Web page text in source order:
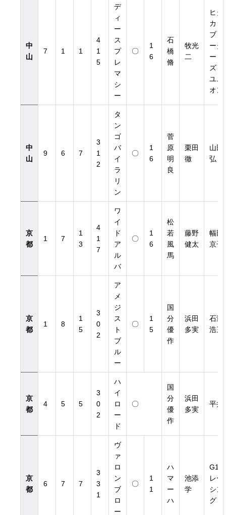
中
山
7 1 1
4
1
5
デ
ィ
ー
ス
プ
レ
マ
シ
ー
〇
1
6
石
橋
脩
牧光
二
ヒダ
カ・
ブリ
ーダ
ー
ズ・
ユニ
オン
中
山
9 6 7
3
1
2
タ
ン
ゴ
バ
イ
ラ
リ
ン
〇
1
6
菅
原
明
良
栗田
徹
山田
弘
京
都
1 7
1
3
4
1
7
ワ
イ
ド
ア
ル
バ
〇
1
6
松
若
風
馬
藤野
健太
幅田
京子
京
都
1 8
1
5
3
0
2
ア
メ
ジ
ス
ト
ブ
ル
ー
〇
1
5
国
分
優
作
浜田
多実
石瀬
浩三
京
都
4 5 5
3
0
2
ハ
イ
ロ
ー
ド
〇
国
分
優
作
浜田
多実
平井
京
都
6 7 7
3
3
1
ヴ
ァ
ロ
ン
ブ
ロ
ー
〇
1
1
ハ
マ
ー
ハ
池添
学
G1
レー
シン
グ